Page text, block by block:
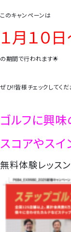
このキャンペーンは
１月１０
の期間で行われます🌟
ぜひ!!皆様チェックしてく
ゴルフに興
スコアやスイ
無料体験レッス